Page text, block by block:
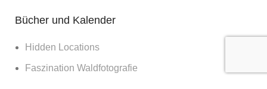
Bücher und Kalender
Hidden Locations
Faszination Waldfotografie